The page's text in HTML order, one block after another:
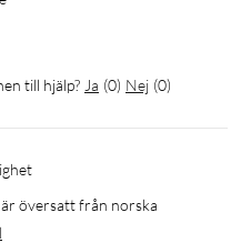
till hjälp? Ja (0) Nej (0)
är översatt från norska